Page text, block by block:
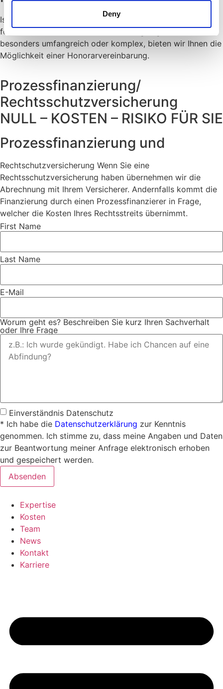
Deny
Ist bei Ihrem Mandat zum Beispiel vorerst kein Streitwert
feststellbar oder erweist sich eine Angelegenheit als
besonders umfangreich oder komplex, bieten wir Ihnen die
Möglichkeit einer Honorarvereinbarung.
Prozessfinanzierung/
Rechtsschutzversicherung
NULL – KOSTEN – RISIKO FÜR SIE
Prozessfinanzierung und
Rechtschutzversicherung Wenn Sie eine
Rechtsschutzversicherung haben übernehmen wir die
Abrechnung mit Ihrem Versicherer. Andernfalls kommt die
Finanzierung durch einen Prozessfinanzierer in Frage,
welcher die Kosten Ihres Rechtsstreits übernimmt.
First Name
Last Name
E-Mail
Worum geht es? Beschreiben Sie kurz Ihren Sachverhalt
oder Ihre Frage
Einverständnis Datenschutz
* Ich habe die Datenschutzerklärung zur Kenntnis
genommen. Ich stimme zu, dass meine Angaben und Daten
zur Beantwortung meiner Anfrage elektronisch erhoben
und gespeichert werden.
Absenden
Expertise
Kosten
Team
News
Kontakt
Karriere